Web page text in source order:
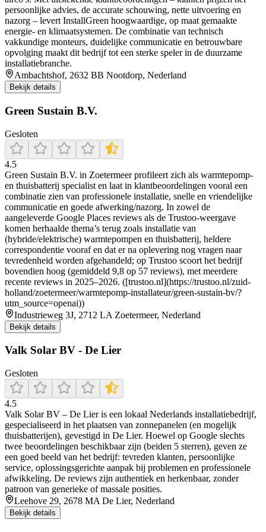
persoonlijke advies, de accurate schouwing, nette uitvoering en
nazorg – levert InstallGreen hoogwaardige, op maat gemaakte
energie- en klimaatsystemen. De combinatie van technisch
vakkundige monteurs, duidelijke communicatie en betrouwbare
opvolging maakt dit bedrijf tot een sterke speler in de duurzame
installatiebranche.
Ambachtshof, 2632 BB Nootdorp, Nederland
Bekijk details
Green Sustain B.V.
Gesloten
4.5
Green Sustain B.V. in Zoetermeer profileert zich als warmtepomp-
en thuisbatterij specialist en laat in klantbeoordelingen vooral een
combinatie zien van professionele installatie, snelle en vriendelijke
communicatie en goede afwerking/nazorg. In zowel de
aangeleverde Google Places reviews als de Trustoo-weergave
komen herhaalde thema’s terug zoals installatie van
(hybride/elektrische) warmtepompen en thuisbatterij, heldere
correspondentie vooraf en dat er na oplevering nog vragen naar
tevredenheid worden afgehandeld; op Trustoo scoort het bedrijf
bovendien hoog (gemiddeld 9,8 op 57 reviews), met meerdere
recente reviews in 2025–2026. ([trustoo.nl](https://trustoo.nl/zuid-
holland/zoetermeer/warmtepomp-installateur/green-sustain-bv/?
utm_source=openai))
Industrieweg 3J, 2712 LA Zoetermeer, Nederland
Bekijk details
Valk Solar BV - De Lier
Gesloten
4.5
Valk Solar BV – De Lier is een lokaal Nederlands installatiebedrijf,
gespecialiseerd in het plaatsen van zonnepanelen (en mogelijk
thuisbatterijen), gevestigd in De Lier. Hoewel op Google slechts
twee beoordelingen beschikbaar zijn (beiden 5 sterren), geven ze
een goed beeld van het bedrijf: tevreden klanten, persoonlijke
service, oplossingsgerichte aanpak bij problemen en professionele
afwikkeling. De reviews zijn authentiek en herkenbaar, zonder
patroon van generieke of massale posities.
Leehove 29, 2678 MA De Lier, Nederland
Bekijk details